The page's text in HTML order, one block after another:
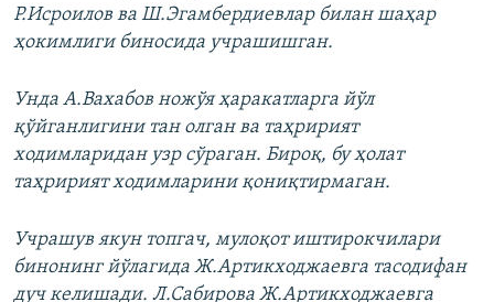
Р.Исроилов ва Ш.Эгамбердиевлар билан шаҳар
ҳокимлиги биносида учрашишган.
Унда А.Вахабов ножўя ҳаракатларга йўл
қўйганлигини тан олган ва таҳририят
ходимларидан узр сўраган. Бироқ, бу ҳолат
таҳририят ходимларини қониқтирмаган.
Учрашув якун топгач, мулоқот иштирокчилари
бинонинг йўлагида Ж.Артикходжаевга тасодифан
дуч келишади. Л.Сабирова Ж.Артикходжаевга